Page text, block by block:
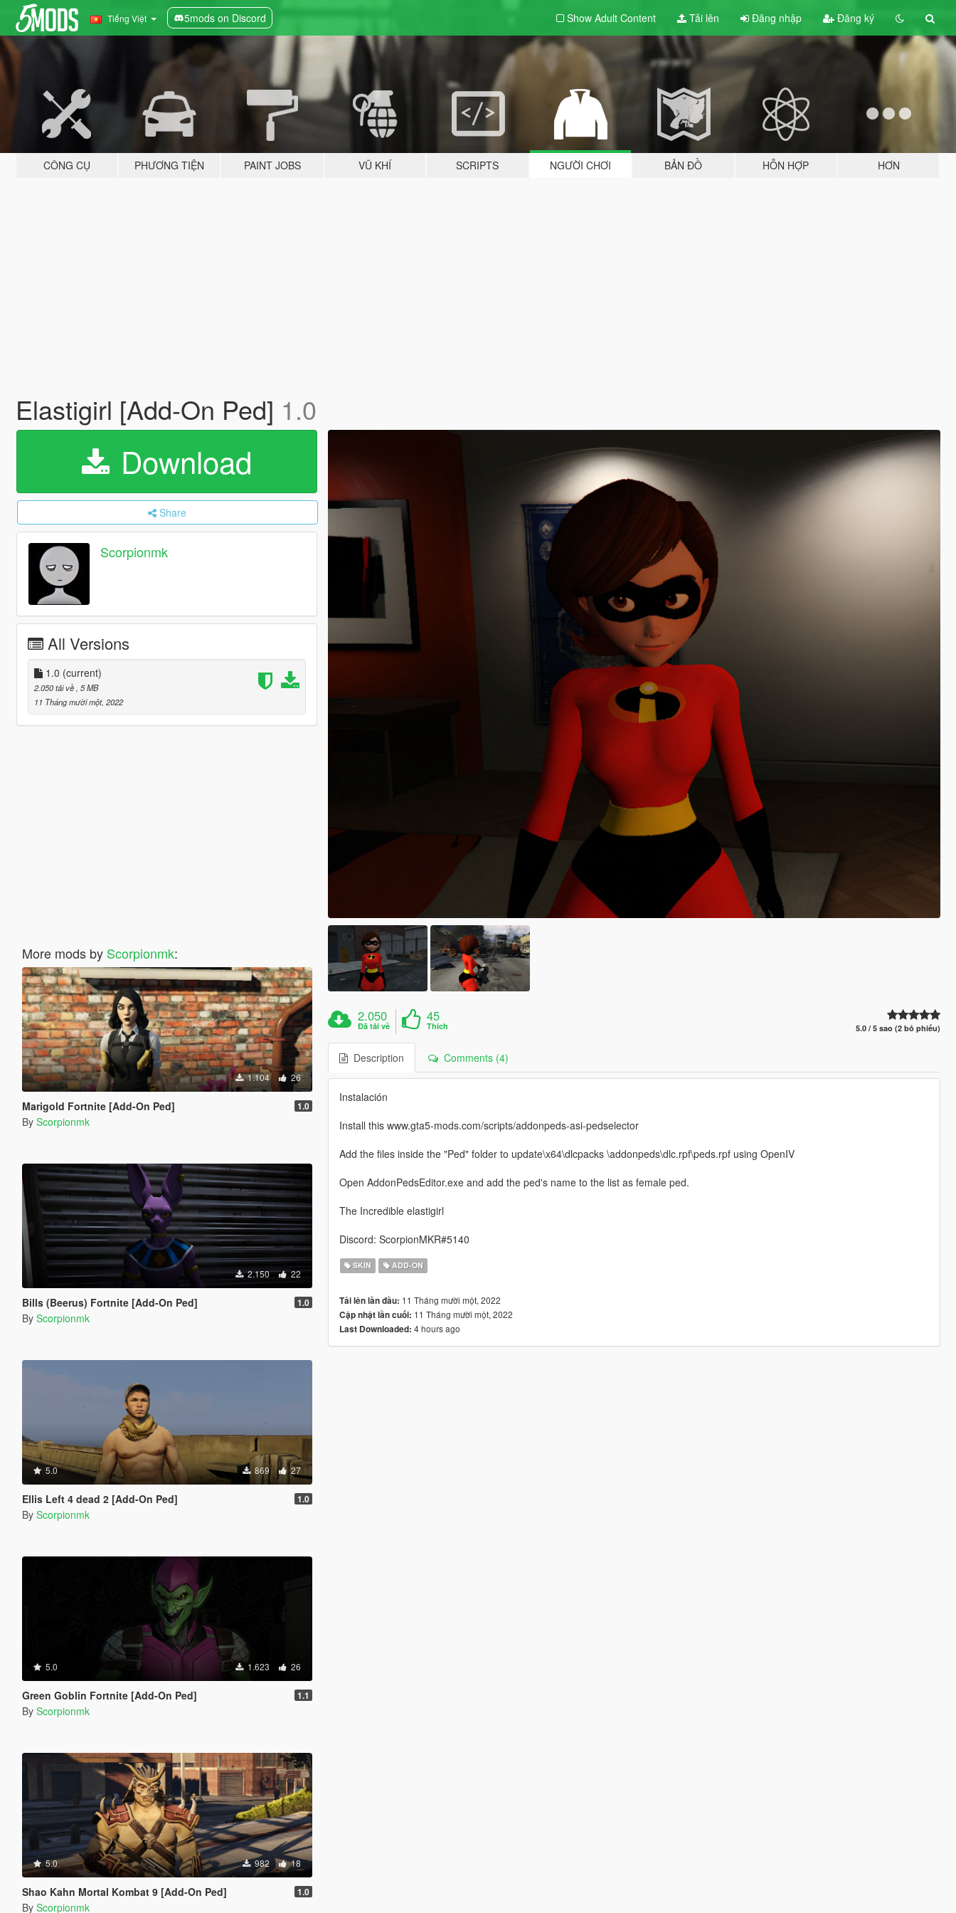
Tiếng Việt 5mods on Discord Show Adult Content Tải lên Đăng nhập Đăng ký
CÔNG CỤ PHƯƠNG TIỆN PAINT JOBS VŨ KHÍ SCRIPTS NGƯỜI CHƠI BẢN ĐỒ HỖN HỢP HƠN
Elastigirl [Add-On Ped] 1.0
Download
Share
Scorpionmk
All Versions
1.0 (current)
2.050 tải về , 5 MB
11 Tháng mười một, 2022
More mods by Scorpionmk:
1.104 26
Marigold Fortnite [Add-On Ped] 1.0
By Scorpionmk
2.150 22
Bills (Beerus) Fortnite [Add-On Ped] 1.0
By Scorpionmk
5.0 869 27
Ellis Left 4 dead 2 [Add-On Ped] 1.0
By Scorpionmk
5.0 1.623 26
Green Goblin Fortnite [Add-On Ped] 1.1
By Scorpionmk
5.0 982 18
Shao Kahn Mortal Kombat 9 [Add-On Ped] 1.0
By Scorpionmk
2.050
Đã tải về
45
Thích 5.0 / 5 sao (2 bỏ phiếu)
Description Comments (4)
Instalación
Install this www.gta5-mods.com/scripts/addonpeds-asi-pedselector
Add the files inside the "Ped" folder to update\x64\dlcpacks \addonpeds\dlc.rpf\peds.rpf using OpenIV
Open AddonPedsEditor.exe and add the ped's name to the list as female ped.
The Incredible elastigirl
Discord: ScorpionMKR#5140
SKIN ADD-ON
Tải lên lần đầu: 11 Tháng mười một, 2022
Cập nhật lần cuối: 11 Tháng mười một, 2022
Last Downloaded: 4 hours ago